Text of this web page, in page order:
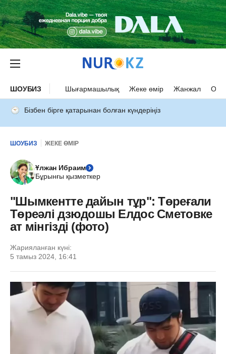
ШОУБИЗ Шығармашылық Жеке өмір Жанжал
Бізбен бірге қатарынан болған күндеріңіз
ШОУБИЗ ЖЕКЕ ӨМІР
Ұлжан Ибраим
Бұрынғы қызметкер
"Шымкентте дайын тұр": Төреғали
Төреәлі дзюдошы Елдос Сметовке
ат мінгізді (фото)
Жарияланған күні:
5 тамыз 2024, 16:41